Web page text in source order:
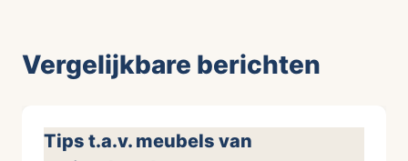
Vergelijkbare berichten
Tips t.a.v. meubels van